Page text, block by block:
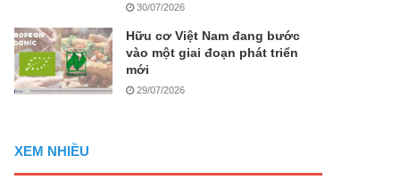
30/07/2026
Hữu cơ Việt Nam đang bước
vào một giai đoạn phát triển
mới
29/07/2026
XEM NHIỀU